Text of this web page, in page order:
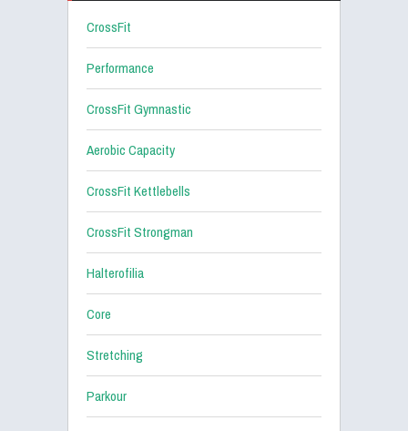
CrossFit
Performance
CrossFit Gymnastic
Aerobic Capacity
CrossFit Kettlebells
CrossFit Strongman
Halterofilia
Core
Stretching
Parkour